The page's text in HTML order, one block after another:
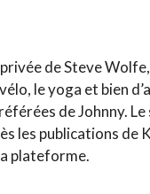
de Steve
le yoga et bien
de Johnny.
les publications de
plateforme.